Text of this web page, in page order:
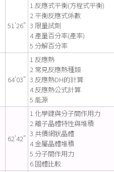
51'26"
1.反應式平衡(方程式平衡)
2.平衡反應式係數
3.限量試劑
4.產量百分率(產率)
5.分解百分率
64'03"
1.反應熱
2.常見反應熱種類
3.反應熱DH的計算
4.反應熱公式計算
5.能源
62'42"
1.化學鍵與分子間作用力
2.離子晶體特性與堆積
3.共價網狀晶體
4.金屬晶體堆積
5.分子間作用力
6.固體比較